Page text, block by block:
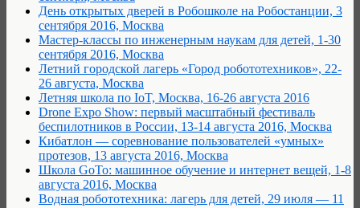
День открытых дверей в Робошколе на Робостанции, 3
сентября 2016, Москва
Мастер-классы по инженерным наукам для детей, 1-30
сентября 2016, Москва
Летний городской лагерь «Город робототехников», 22-
26 августа, Москва
Летняя школа по IoT, Москва, 16-26 августа 2016
Drone Expo Show: первый масштабный фестиваль
беспилотников в России, 13-14 августа 2016, Москва
Кибатлон — соревнование пользователей «умных»
протезов, 13 августа 2016, Москва
Школа GoTo: машинное обучение и интернет вещей, 1-8
августа 2016, Москва
Водная робототехника: лагерь для детей, 29 июля — 11